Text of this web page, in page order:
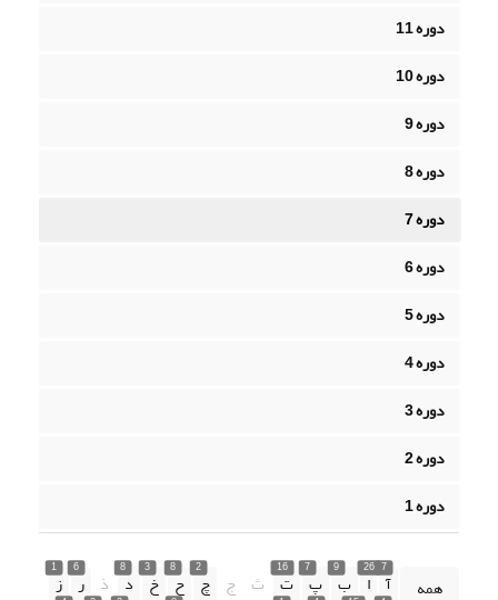
دوره 11
دوره 10
دوره 9
دوره 8
دوره 7
دوره 6
دوره 5
دوره 4
دوره 3
دوره 2
دوره 1
همه
7
آ
26
ا
9
ب
7
پ
16
ت ث ج
2
چ
8
ح
3
خ
8
د ذ
6
ر
1
ز